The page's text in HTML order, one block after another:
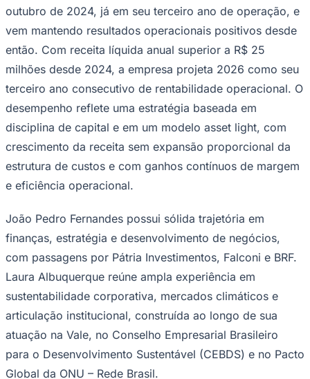
Sport
mercados de carbono, soluções baseadas
na natureza e infraestrutura ambiental.
Desde sua fundação, a companhia construiu um dos
portfólios mais relevantes do setor na região, superando
a marca de 100 milhões de créditos de carbono sob
gestão e estruturando mais de 30 projetos de
infraestrutura verde no Brasil, abrangendo conservação
uso sustentável da terra. A companhia também concluiu
seu primeiro ciclo de estruturação com uma base
financeira sólida.
A Future Climate atingiu o breakeven operacional em
outubro de 2024, já em seu terceiro ano de operação, e
vem mantendo resultados operacionais positivos desde
então. Com receita líquida anual superior a R$ 25
milhões desde 2024, a empresa projeta 2026 como seu